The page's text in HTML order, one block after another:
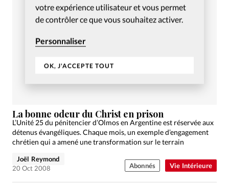
votre expérience utilisateur et vous permet
de contrôler ce que vous souhaitez activer.
Personnaliser
OK, J'ACCEPTE TOUT
Vie Intérieure
La bonne odeur du Christ en prison
L’Unité 25 du pénitencier d’Olmos en Argentine est réservée aux
détenus évangéliques. Chaque mois, un exemple d’engagement
chrétien qui a amené une transformation sur le terrain
Joël Reymond
20 Oct 2008
Abonnés